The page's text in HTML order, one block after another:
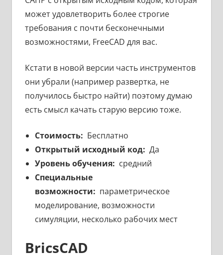
может удовлетворить более строгие
требования с почти бесконечными
возможностями, FreeCAD для вас.
Кстати в новой версии часть инструментов
они убрали (например развертка, не
получилось быстро найти) поэтому думаю
есть смысл качать старую версию тоже.
Стоимость: Бесплатно
Открытый исходный код: Да
Уровень обучения: средний
Специальные
возможности: параметрическое
моделирование, возможности
симуляции, несколько рабочих мест
BricsCAD